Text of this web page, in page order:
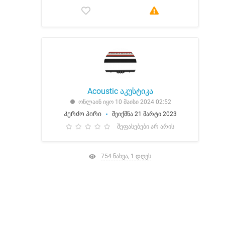
Acoustic აკუსტიკა
ონლაინ იყო 10 მაისი 2024 02:52
Კერძო პირი
შეიქმნა 21 მარტი 2023
შეფასებები არ არის
754 ნახვა, 1 დღეს